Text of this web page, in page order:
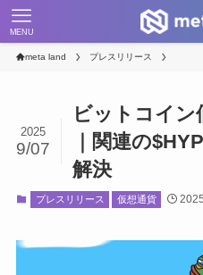
MENU
meta land プレスリリース
ビットコイン
｜関連の
解決
2025
9/07
プレスリリース 仮想通貨